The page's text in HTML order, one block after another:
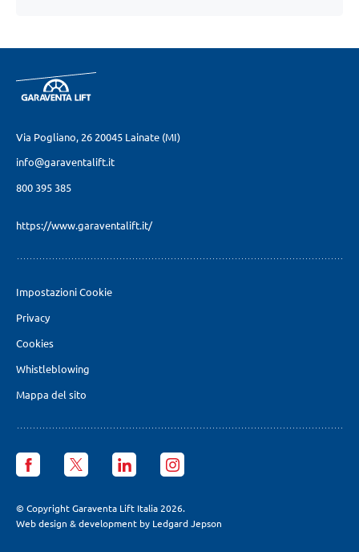
Via Pogliano, 26 20045 Lainate (MI)
info@garaventalift.it
800 395 385
https://www.garaventalift.it/
Impostazioni Cookie
Privacy
Cookies
Whistleblowing
Mappa del sito
Garaventa
Lift
page
Garaventa
Lift
page
Garaventa
Lift
page
Garaventa
Lift
page
© Copyright Garaventa Lift Italia 2026.
Web design & development by Ledgard Jepson